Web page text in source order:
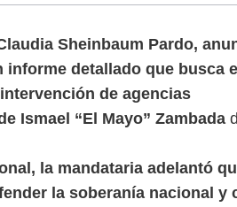
Sheinbaum Pardo,
informe detallado que busca
de agencias
Ismael “El Mayo” Zambada
la mandataria adelantó
la soberanía nacional y